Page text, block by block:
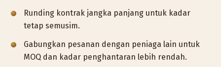
Runding kontrak jangka panjang untuk kadar
tetap semusim.
Gabungkan pesanan dengan peniaga lain untuk
MOQ dan kadar penghantaran lebih rendah.